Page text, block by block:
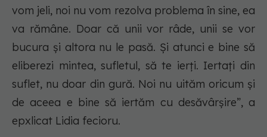
vom jeli, noi nu vom rezolva problema în sine, ea
va rămâne. Doar că unii vor râde, unii se vor
bucura și altora nu le pasă. Și atunci e bine să
eliberezi mintea, sufletul, să te ierți. Iertați din
suflet, nu doar din gură. Noi nu uităm oricum și
de aceea e bine să iertăm cu desăvârșire”, a
epxlicat Lidia fecioru.